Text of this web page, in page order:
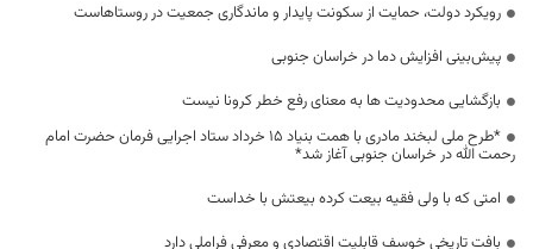
رویکرد دولت، حمایت از سکونت پایدار و ماندگاری جمعیت در روستاهاست
پیش‌بینی افزایش دما در خراسان جنوبی
بازگشایی محدودیت ها به معنای رفع خطر کرونا نیست
*طرح ملی لبخند مادری با همت بنیاد ۱۵ خرداد ستاد اجرایی فرمان حضرت امام
رحمت الله در خراسان جنوبی آغاز شد*
امتی که با ولی فقیه بیعت کرده بیعتش با خداست
بافت تاریخی خوسف قابلیت اقتصادی و معرفی فراملی دارد